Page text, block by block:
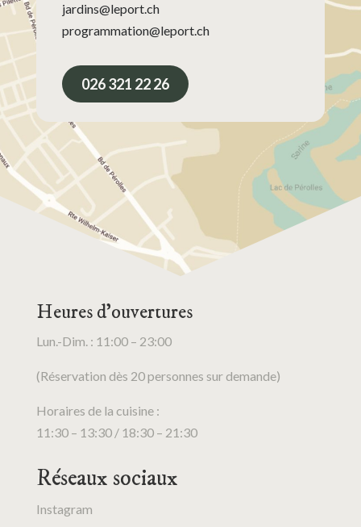
jardins@leport.ch
programmation@leport.ch
026 321 22 26
Heures d’ouvertures
Lun.-Dim. : 11:00 – 23:00
(Réservation dès 20 personnes sur demande)
Horaires de la cuisine :
11:30 – 13:30 / 18:30 – 21:30
Réseaux sociaux
Instagram